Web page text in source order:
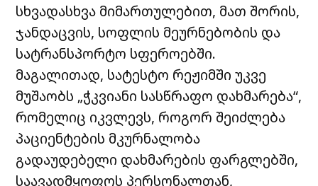
სხვადასხვა მიმართულებით, მათ შორის,
ჯანდაცვის, სოფლის მეურნებობის და
სატრანსპორტო სფეროებში.
მაგალითად, სატესტო რეჟიმში უკვე
მუშაობს „ჭკვიანი სასწრაფო დახმარება“,
რომელიც იკვლევს, როგორ შეიძლება
პაციენტების მკურნალობა
გადაუდებელი დახმარების ფარგლებში,
საავადმყოფოს პერსონალთან,